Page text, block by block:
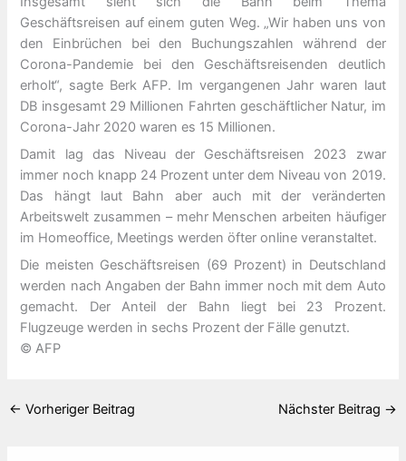
Geschäftsreisen auf einem guten Weg. „Wir haben uns von
den Einbrüchen bei den Buchungszahlen während der
Corona-Pandemie bei den Geschäftsreisenden deutlich
erholt“, sagte Berk AFP. Im vergangenen Jahr waren laut
DB insgesamt 29 Millionen Fahrten geschäftlicher Natur, im
Corona-Jahr 2020 waren es 15 Millionen.
Damit lag das Niveau der Geschäftsreisen 2023 zwar
immer noch knapp 24 Prozent unter dem Niveau von 2019.
Das hängt laut Bahn aber auch mit der veränderten
Arbeitswelt zusammen – mehr Menschen arbeiten häufiger
im Homeoffice, Meetings werden öfter online veranstaltet.
Die meisten Geschäftsreisen (69 Prozent) in Deutschland
werden nach Angaben der Bahn immer noch mit dem Auto
gemacht. Der Anteil der Bahn liegt bei 23 Prozent.
Flugzeuge werden in sechs Prozent der Fälle genutzt.
© AFP
← Vorheriger Beitrag Nächster Beitrag →